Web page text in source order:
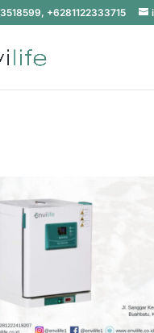
+6281122333715